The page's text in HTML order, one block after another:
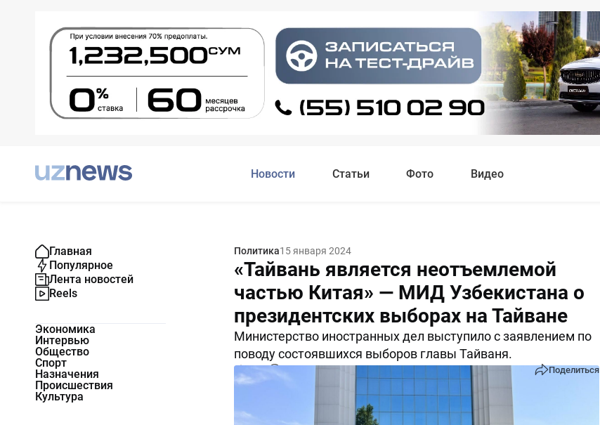
Новости Статьи Фото Видео
Главная
Популярное
Лента новостей
Reels
Экономика
Интервью
Общество
Спорт
Назначения
Происшествия
Культура
Политика15 января 2024
«Тайвань является неотъемлемой
частью Китая» — МИД Узбекистана о
президентских выборах на Тайване
Министерство иностранных дел выступило с заявлением по
поводу состоявшихся выборов главы Тайваня.
Поделиться